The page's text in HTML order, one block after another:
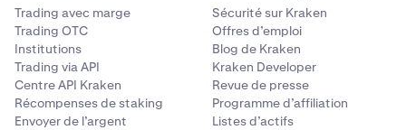
Trading avec marge
Trading OTC
Institutions
Trading via API
Centre API Kraken
Récompenses de staking
Envoyer de l’argent
Sécurité sur Kraken
Offres d’emploi
Blog de Kraken
Kraken Developer
Revue de presse
Programme d’affiliation
Listes d’actifs